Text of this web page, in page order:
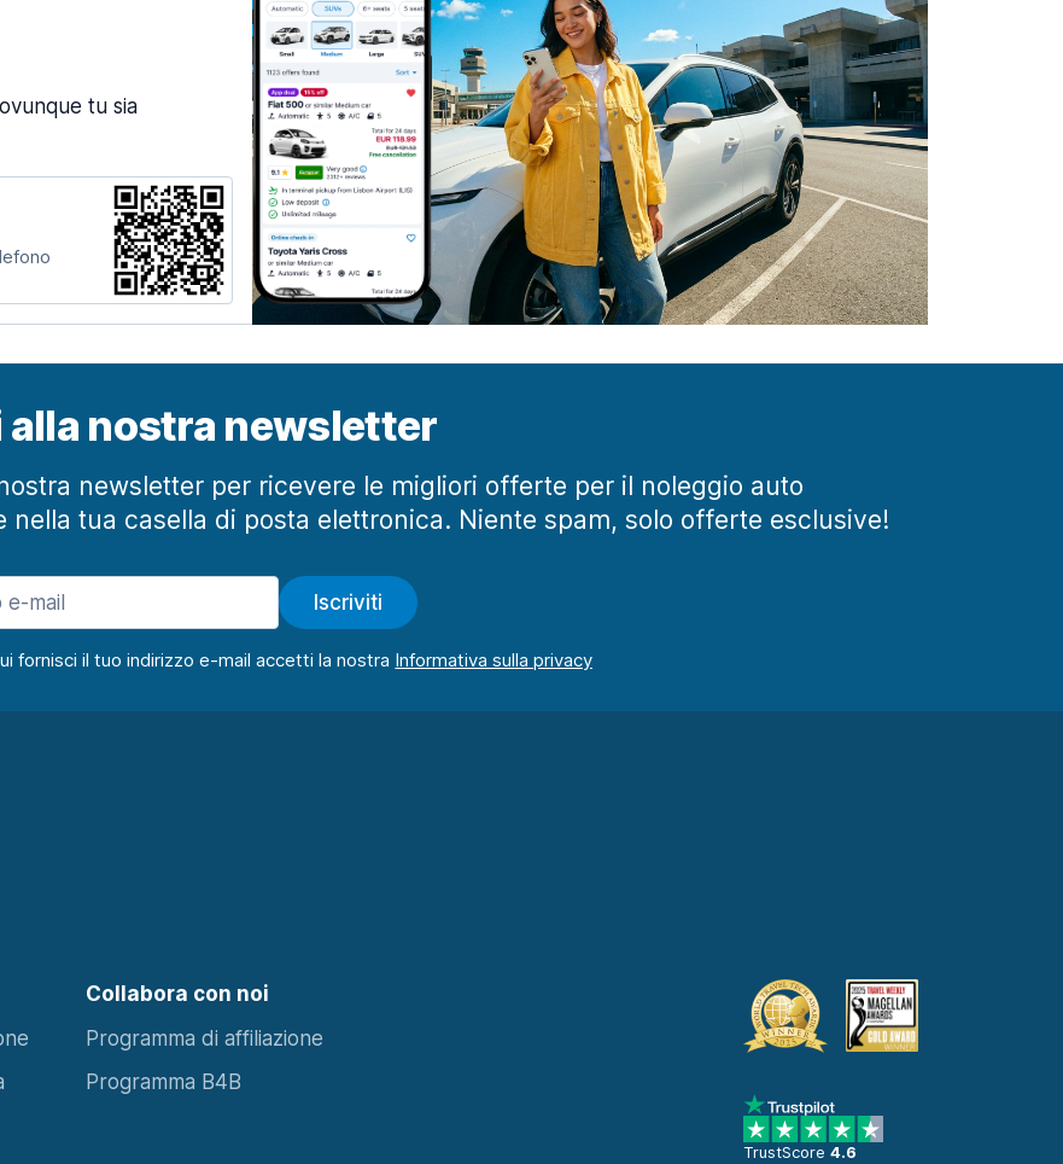
tu sia
nostra newsletter
newsletter per ricevere le migliori offerte per il noleggio auto
nella tua casella di posta elettronica. Niente spam, solo offerte esclusive!
Iscriviti
fornisci il tuo indirizzo e-mail accetti la nostra
Collabora con noi
TrustScore 4.6